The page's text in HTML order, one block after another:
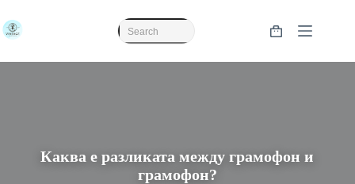
to
content
results
Shopping
Каква е разликата между грамофон и
грамофон?